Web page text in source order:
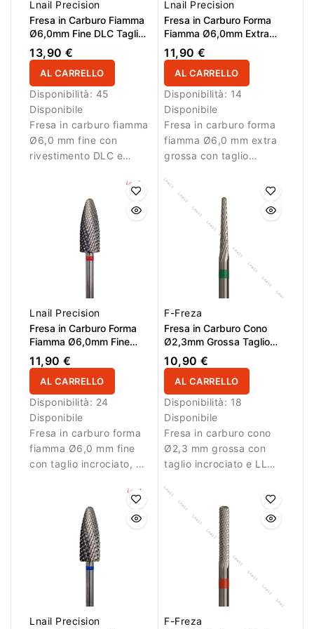
Lnail Precision
Fresa in Carburo Fiamma
Ø6,0mm Fine DLC Taglio
Longitudinale LL 14,6mm
13,90 €
AL CARRELLO
Disponibilità: 45
Disponibile
Fresa in carburo fiamma
Ø6,0 mm fine con
rivestimento DLC e
Lnail Precision
Fresa in Carburo Forma
Fiamma Ø6,0mm Extra
Grossa Taglio Incrociato
LL 16,0mm L/R
11,90 €
AL CARRELLO
Disponibilità: 14
Disponibile
Fresa in carburo forma
fiamma Ø6,0 mm extra
grossa con taglio
e L/R. Ideale per
rimozione intensa di gel
e acrilico.
Lnail Precision
Fresa in Carburo Forma
Fiamma Ø6,0mm Fine
Taglio Incrociato LL
16,0mm L/R
11,90 €
AL CARRELLO
Disponibilità: 24
Disponibile
Fresa in carburo forma
fiamma Ø6,0 mm fine
con taglio incrociato, AL
per rifinitura precisa
nella zona cuticola e
riduzione controllata del
F-Freza
Fresa in Carburo Cono
Ø2,3mm Grossa Taglio
Incrociato LL 14,0mm
10,90 €
AL CARRELLO
Disponibilità: 18
Disponibile
Fresa in carburo cono
Ø2,3 mm grossa con
taglio incrociato e LL
rimozione controllata
del materiale.
Lnail Precision
F-Freza